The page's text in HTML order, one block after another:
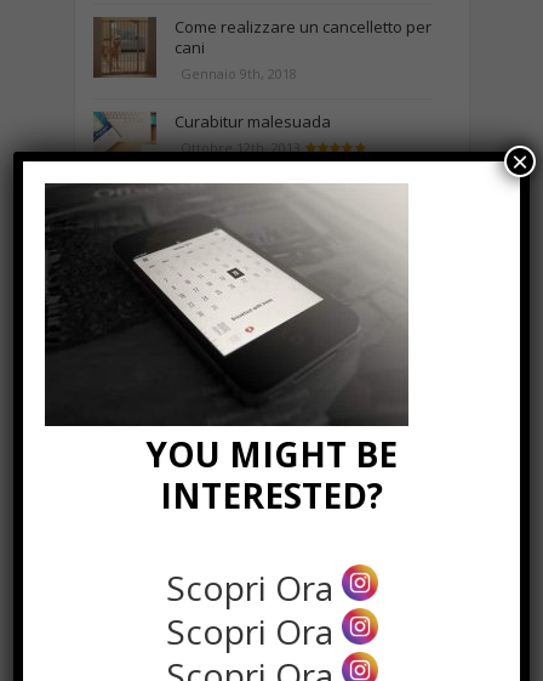
Come realizzare un cancelletto per
cani
Gennaio 9th, 2018
Curabitur malesuada
Ottobre 12th, 2013
NEWS IN UNA FOTO
YOU MIGHT BE
INTERESTED?
Scopri Ora
Scopri Ora
×